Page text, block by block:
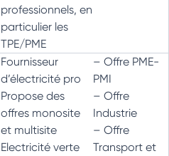
professionnels, en
particulier les
TPE/PME
Fournisseur
d’électricité pro
Propose des
offres monosite
et multisite
Electricité verte
– Offre PME-
PMI
– Offre
Industrie
– Offre
Transport et